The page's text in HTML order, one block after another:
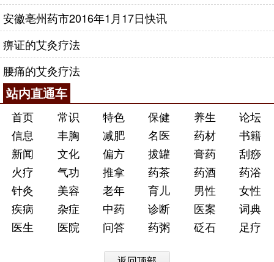
安徽亳州药市2016年1月17日快讯
痹证的艾灸疗法
腰痛的艾灸疗法
站内直通车
首页 常识 特色 保健 养生
论坛
信息
丰胸 减肥 名医 药材
书籍
新闻
文化 偏方 拔罐 膏药
刮痧
火疗
气功 推拿 药茶 药酒
药浴
针灸
美容 老年 育儿 男性
女性
疾病
杂症 中药 诊断 医案
词典
医生
医院 问答 药粥 砭石 足疗